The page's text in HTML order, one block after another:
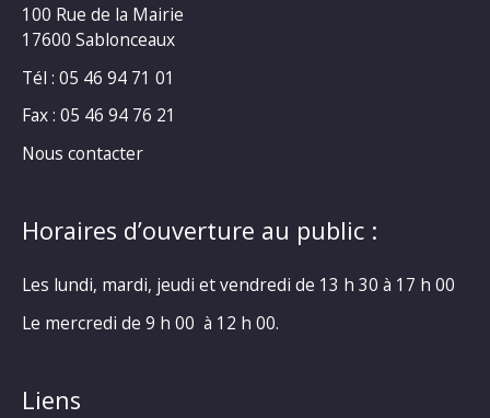
100 Rue de la Mairie
17600 Sablonceaux
Tél : 05 46 94 71 01
Fax : 05 46 94 76 21
Nous contacter
Horaires d’ouverture au public :
Les lundi, mardi, jeudi et vendredi de 13 h 30 à 17 h 00
Le mercredi de 9 h 00 à 12 h 00.
Liens